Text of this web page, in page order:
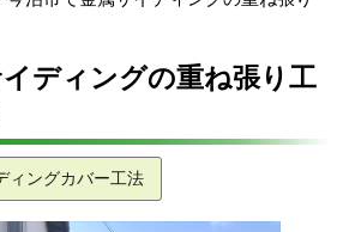
ディングの重ね張り工
ィングカバー工法